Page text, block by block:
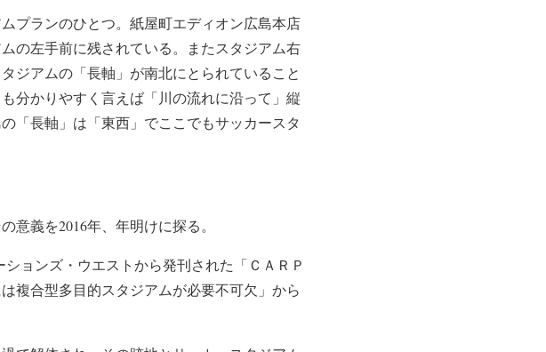
プランのひとつ。紙屋町エディオン広島本店
の左手前に残されている。またスタジアム右
ジアムの「長軸」が南北にとられていること
分かりやすく言えば「川の流れに沿って」縦
「長軸」は「東西」でここでもサッカースタ
義を2016年、年明けに探る。
ョンズ・ウエストから発刊された「ＣＡＲＰ
複合型多目的スタジアムが必要不可欠」から